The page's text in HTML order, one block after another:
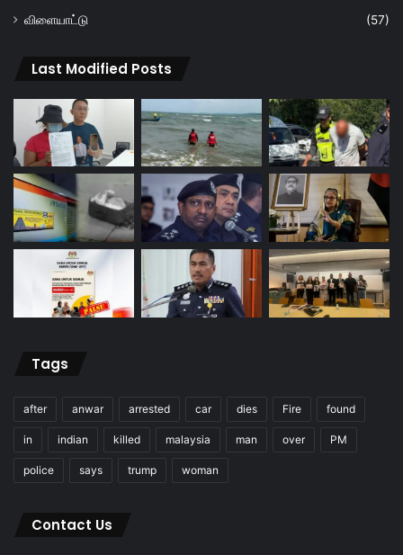
விளையாட்டு
(57)
Last Modified Posts
Tags
after anwar arrested car dies Fire found
in indian killed malaysia man over PM
police says trump woman
Contact Us